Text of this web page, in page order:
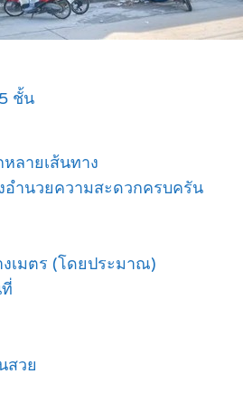
ชั้น
ลายเส้นทาง
อำนวยความสะดวกครบครัน
เมตร (โดยประมาณ)
สวย